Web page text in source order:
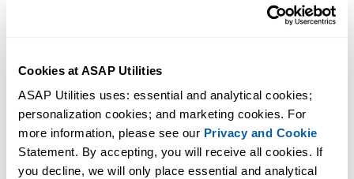
Cookies at ASAP Utilities
ASAP Utilities uses: essential and analytical cookies;
personalization cookies; and marketing cookies. For
more information, please see our Privacy and Cookie
Statement. By accepting, you will receive all cookies. If
you decline, we will only place essential and analytical
多くの Excel ユーザーが Excel に標準搭載してほしい実用的な
ツール。